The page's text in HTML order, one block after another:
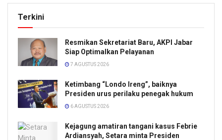
Terkini
Resmikan Sekretariat Baru, AKPI Jabar
Siap Optimalkan Pelayanan
7 AGUSTUS 2026
Ketimbang “Londo Ireng”, baiknya
Presiden urus perilaku penegak hukum
6 AGUSTUS 2026
Kejagung amatiran tangani kasus Febrie
Ardiansyah, Setara minta Presiden